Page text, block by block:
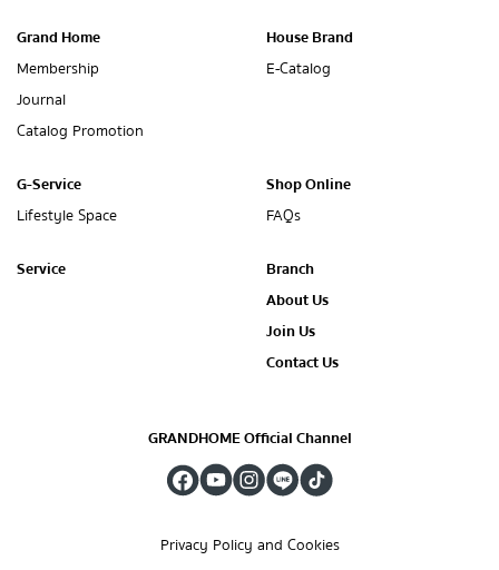
Grand Home
Membership
Journal
Catalog Promotion
House Brand
E-Catalog
G-Service
Lifestyle Space
Shop Online
FAQs
Service
Branch
About Us
Join Us
Contact Us
GRANDHOME Official Channel
Privacy Policy and Cookies